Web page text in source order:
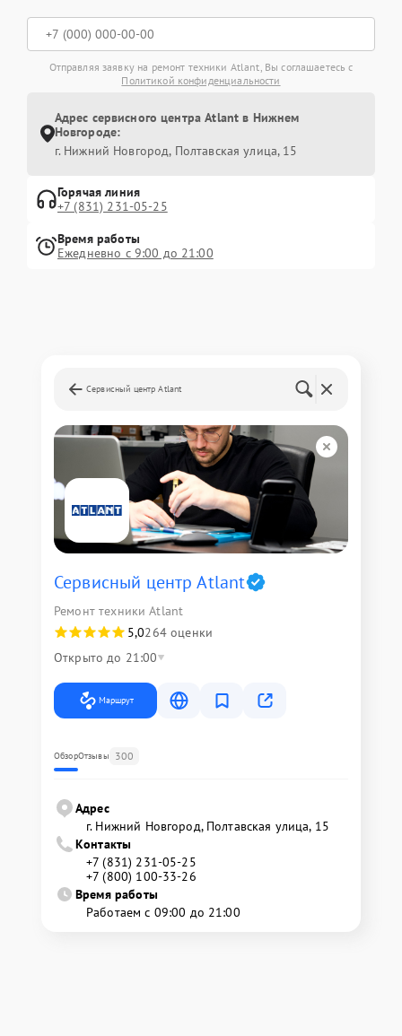
Отправляя заявку на ремонт техники Atlant, Вы соглашаетесь с
Политикой конфиденциальности
Адрес сервисного центра Atlant в Нижнем
Новгороде:
г. Нижний Новгород, Полтавская улица, 15
Горячая линия
+7 (831) 231-05-25
Время работы
Ежедневно с 9:00 до 21:00
Сервисный центр Atlant
Сервисный центр Atlant
Ремонт техники Atlant
5,0264 оценки
Открыто до 21:00
Маршрут
ОбзорОтзывы 300
Адрес
г. Нижний Новгород, Полтавская улица, 15
Контакты
+7 (831) 231-05-25
+7 (800) 100-33-26
Время работы
Работаем с 09:00 до 21:00